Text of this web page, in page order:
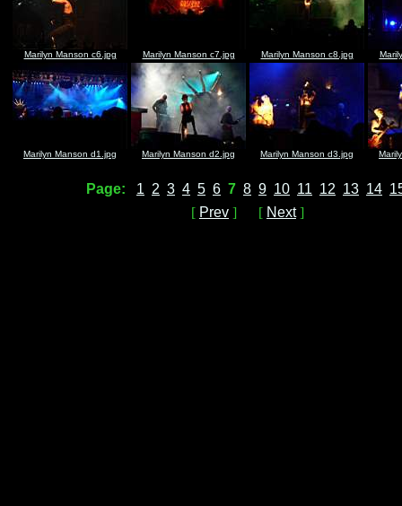
Marilyn Manson c6.jpg Marilyn Manson c7.jpg Marilyn Manson c8.jpg
Marilyn Manson d1.jpg Marilyn Manson d2.jpg Marilyn Manson d3.jpg
Page: 1 2 3 4 5 6 7 8 9 10 11 12 13 14
[ Prev ] [ Next]